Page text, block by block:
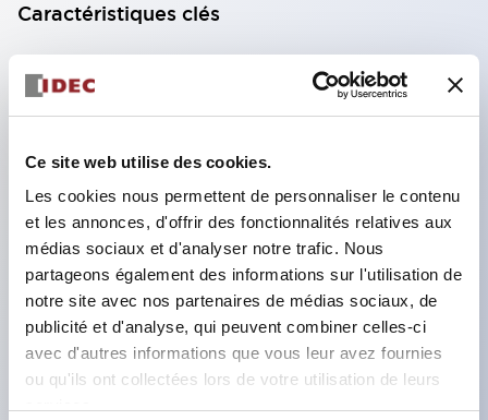
Ce site web utilise des cookies.
Les cookies nous permettent de personnaliser le contenu
et les annonces, d'offrir des fonctionnalités relatives aux
médias sociaux et d'analyser notre trafic. Nous
partageons également des informations sur l'utilisation de
notre site avec nos partenaires de médias sociaux, de
publicité et d'analyse, qui peuvent combiner celles-ci
avec d'autres informations que vous leur avez fournies
ou qu'ils ont collectées lors de votre utilisation de leurs
Caractéristiques clés
Bloc de contact à 2 étages avec 2 contacts,
permettant une configuration à 4 contacts
Profondeur du panneau de 39,9 mm (*bloc de
contact à 11 étages), 59,9 mm (*bloc de contact à
22 étages). Conception peu encombrante
possible.
Structure de sécurité de 3e génération :
déclenchement à 2 actions, garde intégrée,
structure de protection des doigts IP20.